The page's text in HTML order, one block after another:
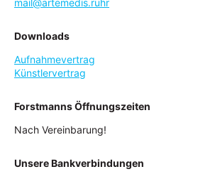
Downloads
Aufnahmevertrag
Künstlervertrag
Forstmanns Öffnungszeiten
Nach Vereinbarung!
Unsere Bankverbindungen